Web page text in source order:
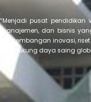
“Menjadi pusat pendidikan
manajemen, dan bisnis
pengembangan inovasi,
mendukung daya saing